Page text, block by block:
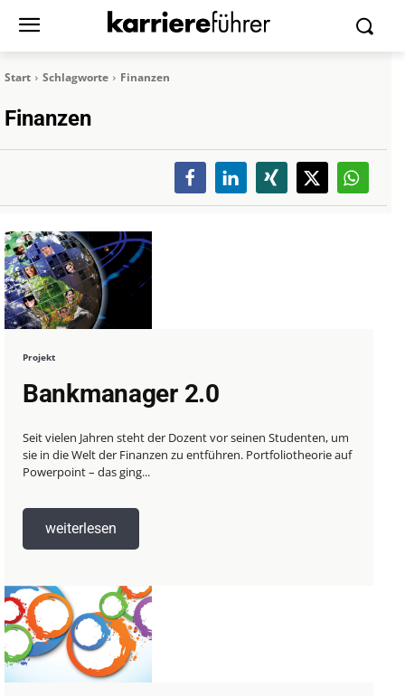
Start Schlagworte Finanzen
Finanzen
Projekt
Bankmanager 2.0
Seit vielen Jahren steht der Dozent vor seinen Studenten, um
sie in die Welt der Finanzen zu entführen. Portfoliotheorie auf
Powerpoint – das ging...
weiterlesen